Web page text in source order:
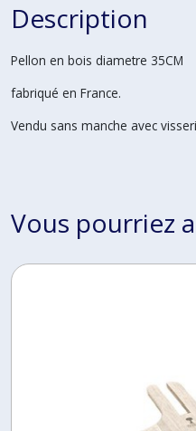
Description
Pellon en bois diametre 35CM
fabriqué en France.
Vendu sans manche avec
Vous pourriez